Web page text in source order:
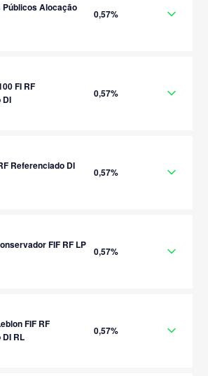
Públicos Alocação
0,57%
FI RF
DI
0,57%
Referenciado DI
0,57%
FIF RF LP
0,57%
FIF RF
RL
0,57%